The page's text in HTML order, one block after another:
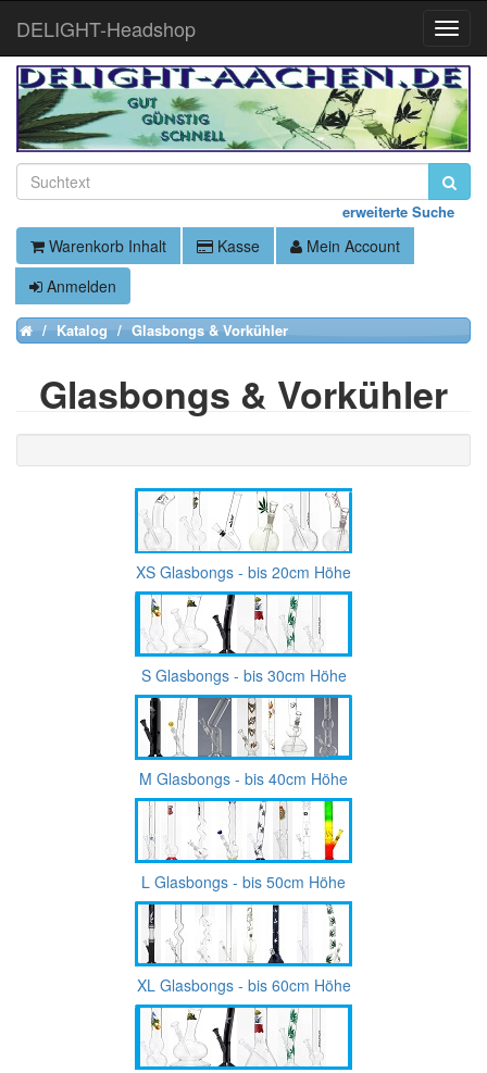
erweiterte Suche
Warenkorb Inhalt Kasse
Mein Account
Anmelden
HomeKatalog Glasbongs & Vorkühler
Glasbongs & Vorkühler
XS Glasbongs - bis 20cm Höhe
S Glasbongs - bis 30cm Höhe
M Glasbongs - bis 40cm Höhe
L Glasbongs - bis 50cm Höhe
XL Glasbongs - bis 60cm Höhe
Toggle
DELIGHT-Headshop